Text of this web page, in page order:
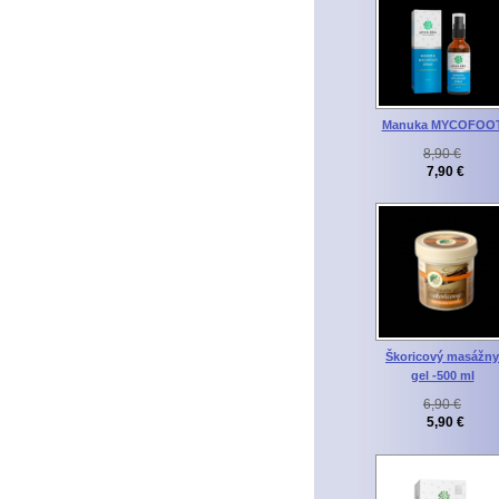
Manuka
8,90 €
7,90 €
Škoricový masážny
gel -500 ml
6,90 €
5,90 €